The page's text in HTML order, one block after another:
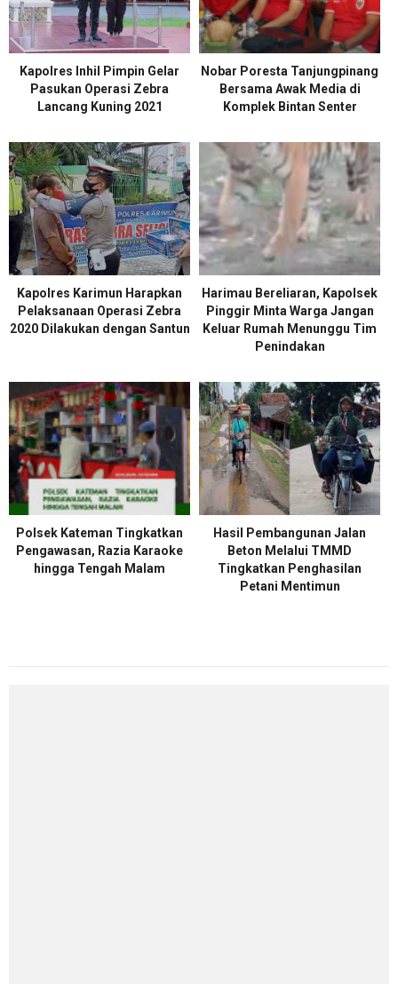
Kapolres Inhil Pimpin Gelar
Pasukan Operasi Zebra
Lancang Kuning 2021
Nobar Poresta Tanjungpinang
Bersama Awak Media di
Komplek Bintan Senter
Kapolres Karimun Harapkan
Pelaksanaan Operasi Zebra
2020 Dilakukan dengan Santun
Harimau Bereliaran, Kapolsek
Pinggir Minta Warga Jangan
Keluar Rumah Menunggu Tim
Penindakan
Polsek Kateman Tingkatkan
Pengawasan, Razia Karaoke
hingga Tengah Malam
Hasil Pembangunan Jalan
Beton Melalui TMMD
Tingkatkan Penghasilan
Petani Mentimun